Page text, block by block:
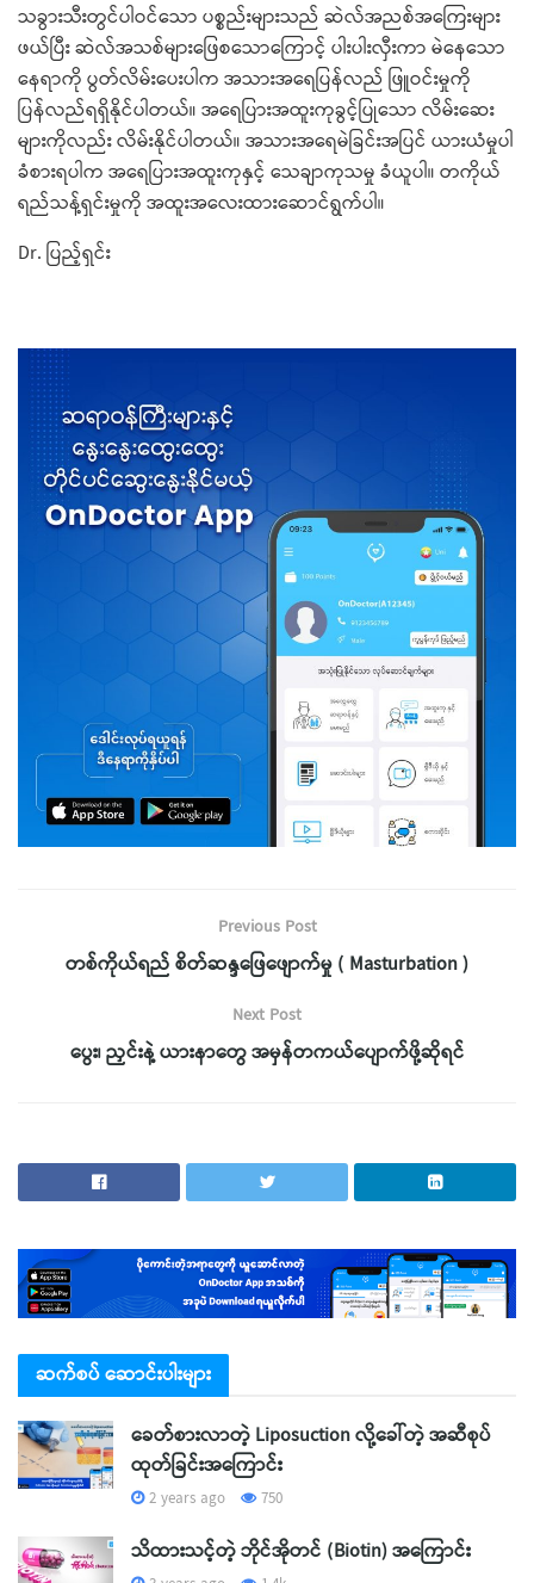
သခွားသီးတွင်ပါဝင်သော ပစ္စည်းများသည် ဆဲလ်အညစ်အကြေးများ
ဖယ်ပြီး ဆဲလ်အသစ်များဖြေစသောကြောင့် ပါးပါးလှီးကာ မဲနေသော
နေရာကို ပွတ်လိမ်းပေးပါက အသားအရေပြန်လည် ဖြူဝင်းမှုကို
ပြန်လည်ရရှိနိုင်ပါတယ်။ အရေပြားအထူးကုခွင့်ပြုသော လိမ်းဆေး
များကိုလည်း လိမ်းနိုင်ပါတယ်။ အသားအရေမဲခြင်းအပြင် ယားယံမှုပါ
ခံစားရပါက အရေပြားအထူးကုနှင့် သေချာကုသမှု ခံယူပါ။ တကိုယ်
ရည်သန့်ရှင်းမှုကို အထူးအလေးထားဆောင်ရွက်ပါ။
Dr. ပြည့်ရှင်း
Previous Post
တစ်ကိုယ်ရည် စိတ်ဆန္ဒဖြေဖျောက်မှု ( Masturbation )
Next Post
ပွေး၊ ညှင်းနဲ့ ယားနာတွေ အမှန်တကယ်ပျောက်ဖို့ဆိုရင်
ဆက်စပ် ဆောင်းပါးများ
ခေတ်စားလာတဲ့ Liposuction လို့ခေါ်တဲ့ အဆီစုပ်
ထုတ်ခြင်းအကြောင်း
2 years ago 750
သိထားသင့်တဲ့ ဘိုင်အိုတင် (Biotin) အကြောင်း